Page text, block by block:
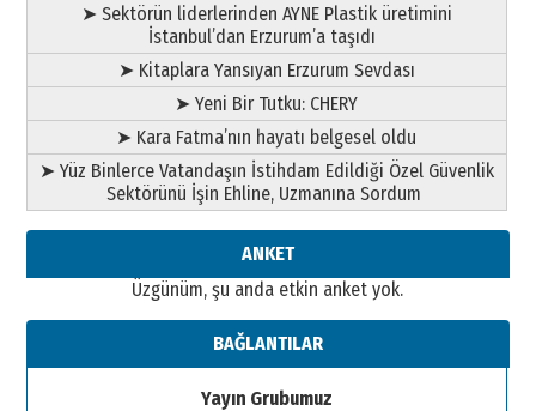
A. Berhan Yılmaz
BİR BÖLÜM DEĞİL, BİR ÖMÜR
SEÇİYORSUNUZ… “NEDEN
ATATÜRK ÜNİVERSİTESİ?”
28 Temmuz 2026 Salı
Ahmet Gökhan YAZICI
Ahmed Yesevi’den bir Alperen…
”Reisimiz” idi… Hakka yürüdü.!
26 Mart 2026 Perşembe
gönül adamı Faruk Terzioğlu!
bir vizyon proje daha!
➤ Sektörün liderlerinden AYNE Plastik üretimini
İstanbul’dan Erzurum’a taşıdı
➤ Kitaplara Yansıyan Erzurum Sevdası
➤ Yeni Bir Tutku: CHERY
➤ Kara Fatma’nın hayatı belgesel oldu
➤ Yüz Binlerce Vatandaşın İstihdam Edildiği Özel Güvenlik
Sektörünü İşin Ehline, Uzmanına Sordum
ANKET
Üzgünüm, şu anda etkin anket yok.
BAĞLANTILAR
Yayın Grubumuz